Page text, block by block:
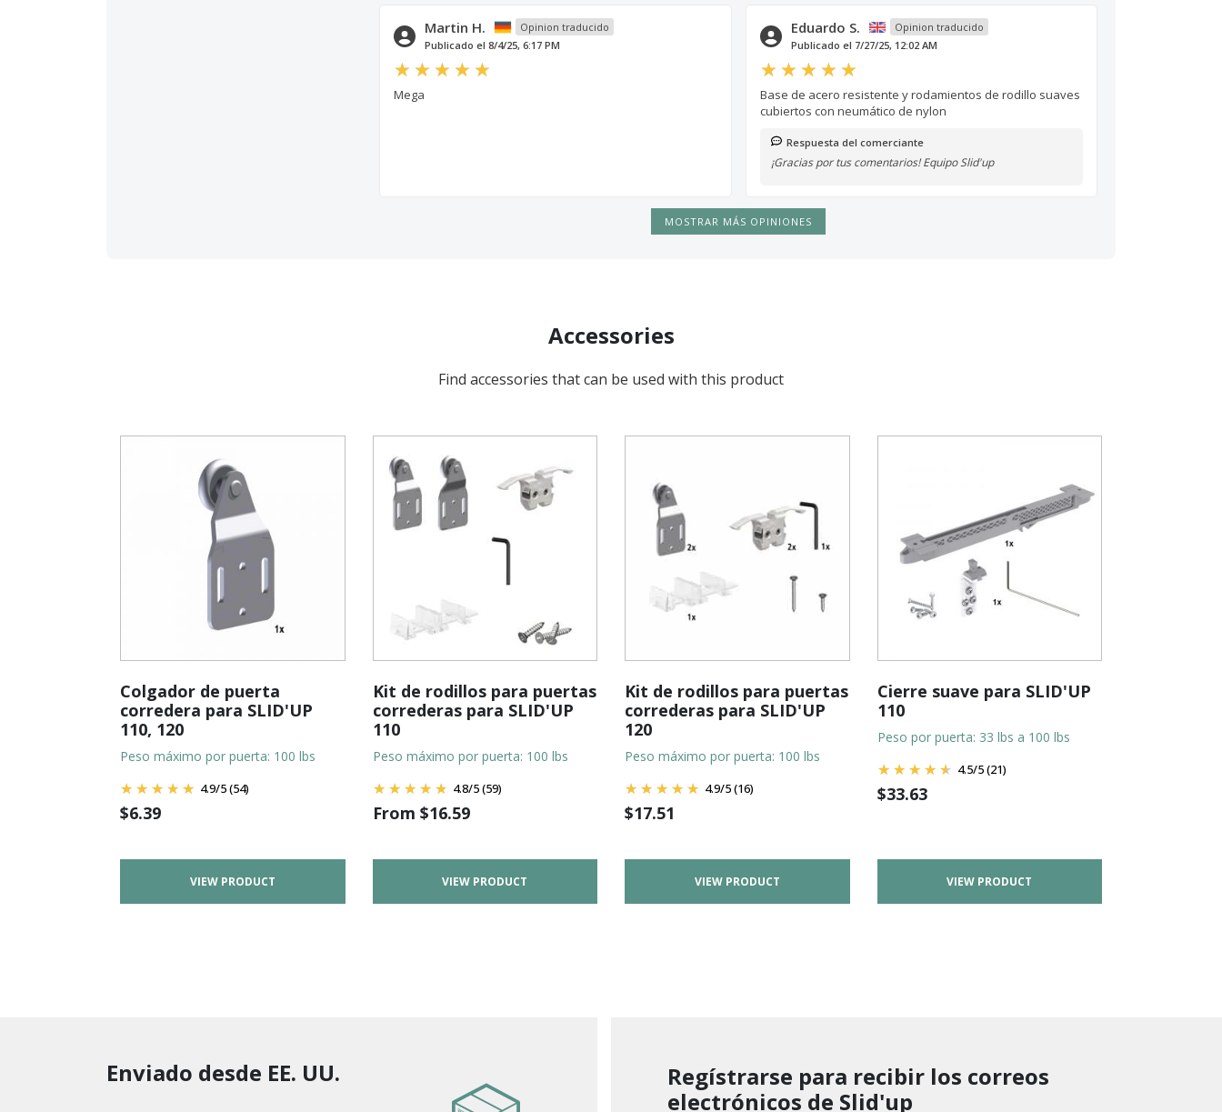
Martin H.
Opinion traducido
Publicado el 8/4/25, 6:17 PM
Mega
Eduardo S.
Opinion traducido
Publicado el 7/27/25, 12:02 AM
Base de acero resistente y rodamientos de rodillo suaves
cubiertos con neumático de nylon
Respuesta del comerciante
¡Gracias por tus comentarios! Equipo Slid'up
MOSTRAR MÁS OPINIONES
Accessories
Find accessories that can be used with this product
Colgador de puerta
corredera para SLID'UP
110, 120
Peso máximo por puerta: 100 lbs
4.9/5(54)
$6.39
VIEW PRODUCT
Kit de rodillos para puertas
correderas para SLID'UP
110
Peso máximo por puerta: 100 lbs
4.8/5(59)
From $16.59
VIEW PRODUCT
Kit de rodillos para puertas
correderas para SLID'UP
120
Peso máximo por puerta: 100 lbs
4.9/5(16)
$17.51
VIEW PRODUCT
Cierre suave para SLID'UP
110
Peso por puerta: 33 lbs a 100 lbs
4.5/5(21)
$33.63
VIEW PRODUCT
Enviado desde EE. UU.
Regístrarse para recibir los correos
electrónicos de Slid'up